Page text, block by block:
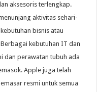
aksesoris terlengkap.
aktivitas sehari-
bisnis atau
kebutuhan IT dan
dan perawatan tubuh ada
Apple juga telah
resmi untuk semua